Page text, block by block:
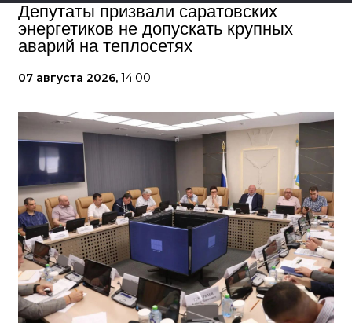
Депутаты призвали саратовских
энергетиков не допускать крупных
аварий на теплосетях
07 августа 2026, 14:00